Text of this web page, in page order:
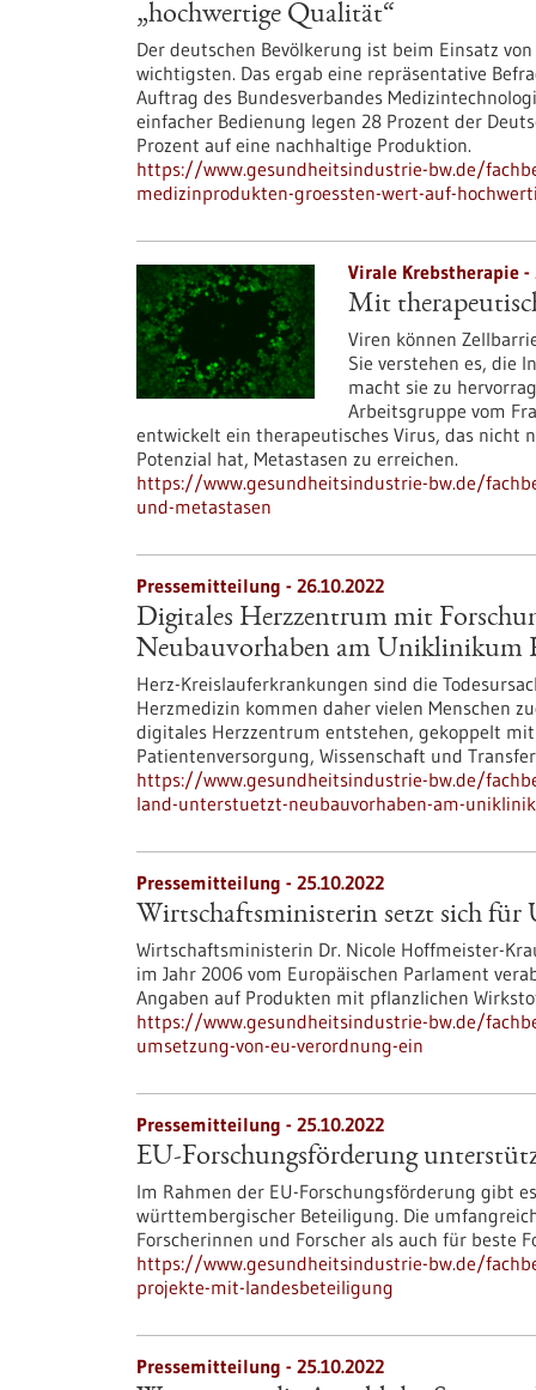
„hochwertige Qualität“
Der deutschen Bevölkerung ist beim Einsatz
wichtigsten. Das ergab eine repräsentative
Auftrag des Bundesverbandes
einfacher Bedienung legen 28 Prozent der
Prozent auf eine nachhaltige Produktion.
https://www.gesundheitsindustrie-bw.de/
medizinprodukten-groessten-wert-auf-
Virale Krebstherapie -
Mit
Viren können
Sie verstehen es, die
macht sie zu
Arbeitsgruppe vom
entwickelt ein therapeutisches Virus, das nicht
Potenzial hat, Metastasen zu erreichen.
https://www.gesundheitsindustrie-bw.de/
und-metastasen
Pressemitteilung - 26.10.2022
Digitales Herzzentrum mit
Neubauvorhaben am Uniklinikum
Herz-Kreislauferkrankungen sind die
Herzmedizin kommen daher vielen Menschen
digitales Herzzentrum entstehen, gekoppelt
Patienten­versorgung, Wissenschaft und
https://www.gesundheitsindustrie-bw.de/
land-unterstuetzt-neubauvorhaben-am-
Pressemitteilung - 25.10.2022
Wirtschaftsministerin setzt sich
Wirtschaftsministerin Dr. Nicole Hoffmeister-
im Jahr 2006 vom Europäischen Parlament
Angaben auf Produkten mit pflanzlichen
https://www.gesundheitsindustrie-bw.de/
umsetzung-von-eu-verordnung-ein
Pressemitteilung - 25.10.2022
EU-Forschungsförderung
Im Rahmen der EU-Forschungsförderung gibt
württembergischer Beteiligung. Die
Forscherinnen und Forscher als auch für beste
https://www.gesundheitsindustrie-bw.de/
projekte-mit-landesbeteiligung
Pressemitteilung - 25.10.2022